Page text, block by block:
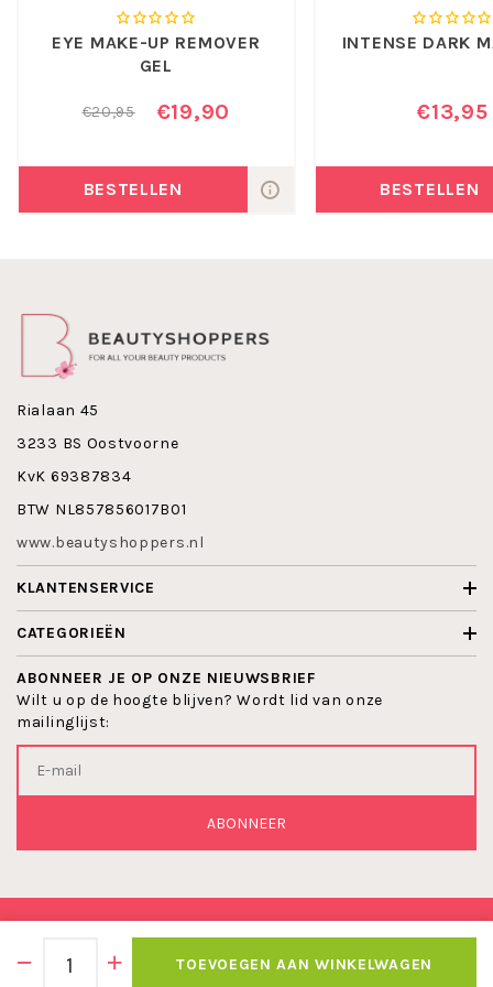
TOEVOEGEN AAN WINKELWAGEN
Maak nu kennis met John van G Eyebrow Designer no 1
Zwart !EYE MAKE-UP REMOVER
GEL
€20,95 €19,90
BESTELLEN
INTENSE DARK
€13,95
BESTELLEN
Rialaan 45
3233 BS Oostvoorne
KvK 69387834
BTW NL857856017B01
www.beautyshoppers.nl
KLANTENSERVICE
CATEGORIEËN
ABONNEER JE OP ONZE NIEUWSBRIEF
Wilt u op de hoogte blijven? Wordt lid van onze
mailinglijst:
ABONNEER